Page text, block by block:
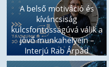
A belső motiváció és
kíváncsiság
kulcsfontosságúvá válik a
jövő munkahelyein –
Interjú Rab Árpád
trendkutatóval